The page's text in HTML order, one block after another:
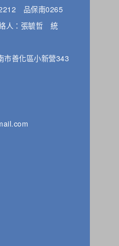
品保南0265
人：張毓哲 統
市善化區小新營343